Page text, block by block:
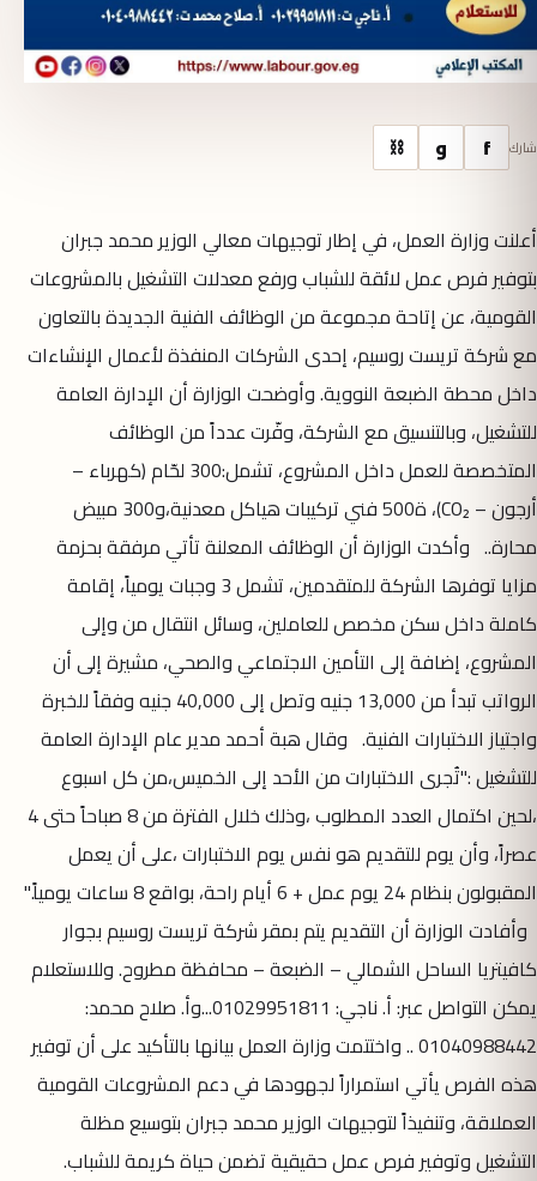
شارك f و ⛓
أعلنت وزارة العمل، في إطار توجيهات معالي الوزير محمد جبران
بتوفير فرص عمل لائقة للشباب ورفع معدلات التشغيل بالمشروعات
القومية، عن إتاحة مجموعة من الوظائف الفنية الجديدة بالتعاون
مع شركة تريست روسيم، إحدى الشركات المنفذة لأعمال الإنشاءات
داخل محطة الضبعة النووية. وأوضحت الوزارة أن الإدارة العامة
للتشغيل، وبالتنسيق مع الشركة، وفّرت عدداً من الوظائف
المتخصصة للعمل داخل المشروع، تشمل:300 لحّام (كهرباء –
أرجون – CO₂)، ة500 فني تركيبات هياكل معدنية،و300 مبيض
محارة.. وأكدت الوزارة أن الوظائف المعلنة تأتي مرفقة بحزمة
مزايا توفرها الشركة للمتقدمين، تشمل 3 وجبات يومياً، إقامة
كاملة داخل سكن مخصص للعاملين، وسائل انتقال من وإلى
المشروع، إضافة إلى التأمين الاجتماعي والصحي، مشيرة إلى أن
الرواتب تبدأ من 13,000 جنيه وتصل إلى 40,000 جنيه وفقاً للخبرة
واجتياز الاختبارات الفنية. وقال هبة أحمد مدير عام الإدارة العامة
للتشغيل :"تُجرى الاختبارات من الأحد إلى الخميس،من كل اسبوع
،لحين اكتمال العدد المطلوب ،وذلك خلال الفترة من 8 صباحاً حتى 4
عصراً، وأن يوم للتقديم هو نفس يوم الاختبارات ،على أن يعمل
المقبولون بنظام 24 يوم عمل + 6 أيام راحة، بواقع 8 ساعات يومياً."
وأفادت الوزارة أن التقديم يتم بمقر شركة تريست روسيم بجوار
كافيتريا الساحل الشمالي – الضبعة – محافظة مطروح. وللاستعلام
يمكن التواصل عبر: أ. ناجي: 01029951811...وأ. صلاح محمد:
01040988442 .. واختتمت وزارة العمل بيانها بالتأكيد على أن توفير
هذه الفرص يأتي استمراراً لجهودها في دعم المشروعات القومية
العملاقة، وتنفيذاً لتوجيهات الوزير محمد جبران بتوسيع مظلة
التشغيل وتوفير فرص عمل حقيقية تضمن حياة كريمة للشباب.